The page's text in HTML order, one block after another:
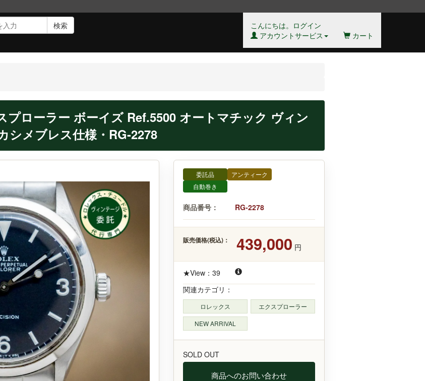
検索
こんにちは。ログイン
アカウントサービス
カート
プローラー ボーイズ Ref.5500 オートマチック ヴィン
シメブレス仕様・RG-2278
委託品
アンティーク
自動巻き
商品番号： RG-2278
販売価格(税込)： 439,000 円
★View：39
関連カテゴリ：
ロレックス
エクスプローラー
NEW ARRIVAL
SOLD OUT
商品へのお問い合わせ